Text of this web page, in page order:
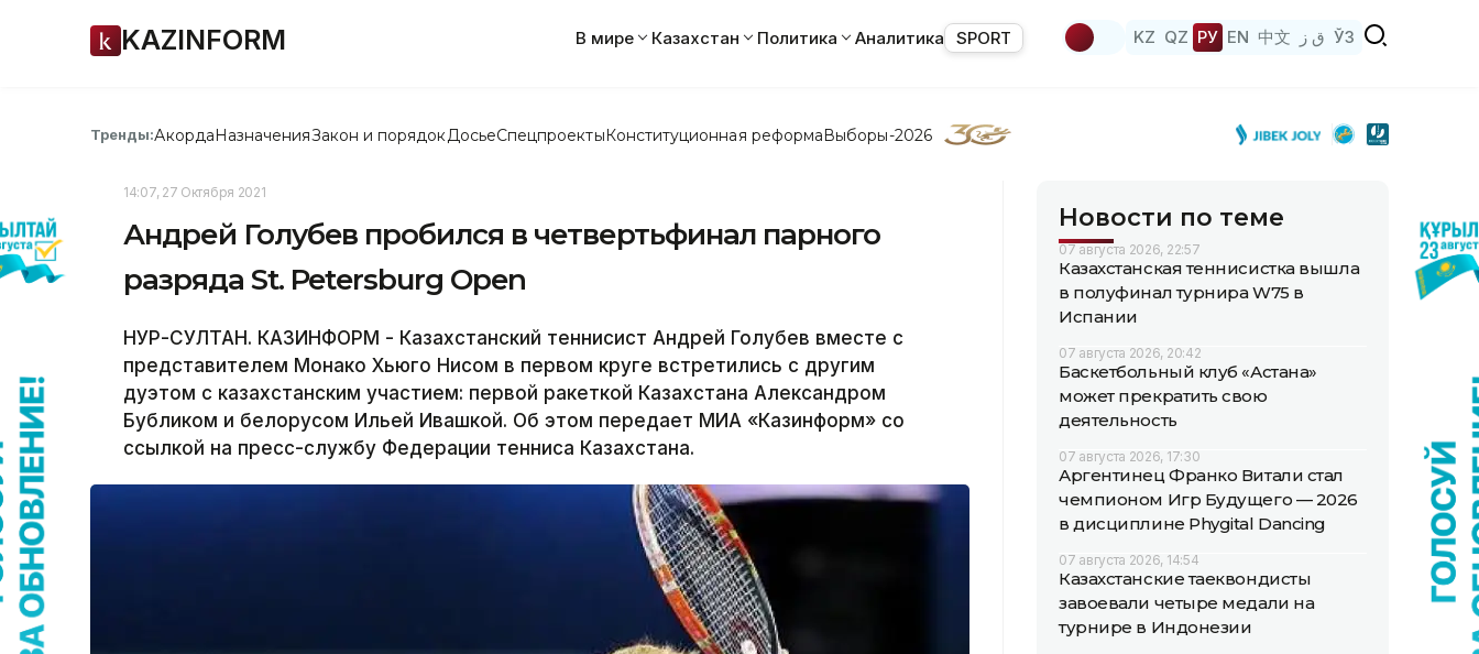
KAZINFORM В мире Казахстан Политика Аналитика SPORT KZ QZ РУ EN 中文 ق ز ЎЗ
Тренды:АкордаНазначенияЗакон и порядок ДосьеСпецпроектыКонституционная реформаВыборы-2026
14:07, 27 Октября 2021
Андрей Голубев пробился в четвертьфинал парного
разряда St. Petersburg Open
НУР-СУЛТАН. КАЗИНФОРМ - Казахстанский теннисист Андрей Голубев вместе с
представителем Монако Хьюго Нисом в первом круге встретились с другим
дуэтом с казахстанским участием: первой ракеткой Казахстана Александром
Бубликом и белорусом Ильей Ивашкой. Об этом передает МИА «Казинформ» со
ссылкой на пресс-службу Федерации тенниса Казахстана.
Новости по теме
07 августа 2026, 22:57
Казахстанская теннисистка вышла
в полуфинал турнира W75 в
Испании
07 августа 2026, 20:42
Баскетбольный клуб «Астана»
может прекратить свою
деятельность
07 августа 2026, 17:30
Аргентинец Франко Витали стал
чемпионом Игр Будущего — 2026
в дисциплине Phygital Dancing
07 августа 2026, 14:54
Казахстанские таеквондисты
завоевали четыре медали на
турнире в Индонезии